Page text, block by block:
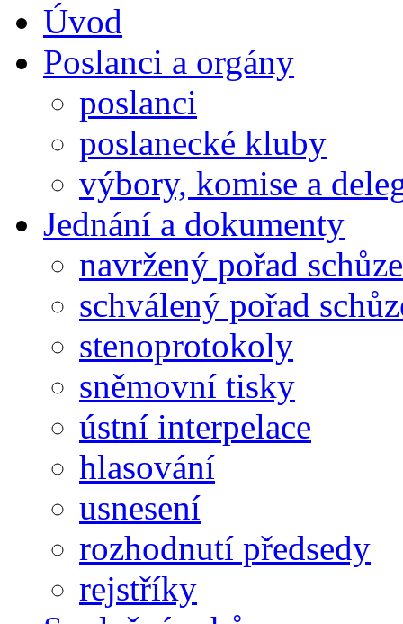
Úvod
Poslanci a orgány
poslanci
poslanecké kluby
výbory, komise a
Jednání a dokumenty
navržený pořad schůze
schválený pořad
stenoprotokoly
sněmovní tisky
ústní interpelace
hlasování
usnesení
rozhodnutí předsedy
rejstříky